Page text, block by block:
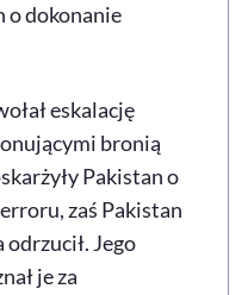
o dokonanie
eskalację
bronią
Pakistan o
zaś Pakistan
Jego
je za